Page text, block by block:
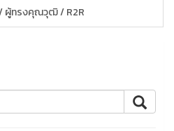
ผู้ทรงคุณวุฒิ / R2R